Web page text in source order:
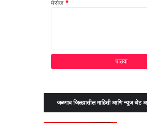
मेसेज *
जळगाव जिल्ह्यातील माहिती आणि न्यूज थेट